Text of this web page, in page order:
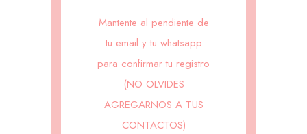
Mantente al pendiente de
tu email y tu whatsapp
para confirmar tu registro
(NO OLVIDES
AGREGARNOS A TUS
CONTACTOS)